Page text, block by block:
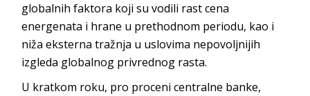
globalnih faktora koji su vodili rast cena
energenata i hrane u prethodnom periodu, kao i
niža eksterna tražnja u uslovima nepovoljnijih
izgleda globalnog privrednog rasta.
U kratkom roku, pro proceni centralne banke,